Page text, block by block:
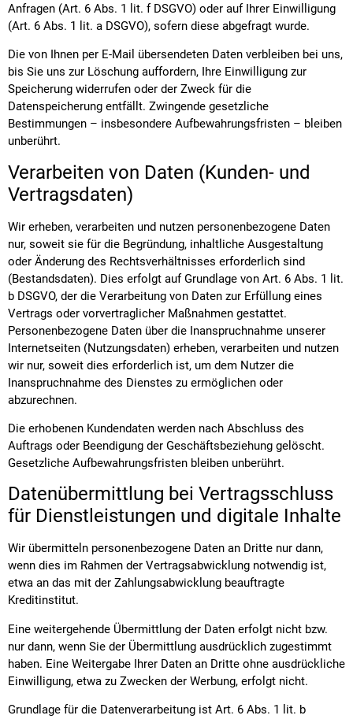
Anfragen (Art. 6 Abs. 1 lit. f DSGVO) oder auf Ihrer Einwilligung
(Art. 6 Abs. 1 lit. a DSGVO), sofern diese abgefragt wurde.
Die von Ihnen per E-Mail übersendeten Daten verbleiben bei uns,
bis Sie uns zur Löschung auffordern, Ihre Einwilligung zur
Speicherung widerrufen oder der Zweck für die
Datenspeicherung entfällt. Zwingende gesetzliche
Bestimmungen – insbesondere Aufbewahrungsfristen – bleiben
unberührt.
Verarbeiten von Daten (Kunden- und
Vertragsdaten)
Wir erheben, verarbeiten und nutzen personenbezogene Daten
nur, soweit sie für die Begründung, inhaltliche Ausgestaltung
oder Änderung des Rechtsverhältnisses erforderlich sind
(Bestandsdaten). Dies erfolgt auf Grundlage von Art. 6 Abs. 1 lit.
b DSGVO, der die Verarbeitung von Daten zur Erfüllung eines
Vertrags oder vorvertraglicher Maßnahmen gestattet.
Personenbezogene Daten über die Inanspruchnahme unserer
Internetseiten (Nutzungsdaten) erheben, verarbeiten und nutzen
wir nur, soweit dies erforderlich ist, um dem Nutzer die
Inanspruchnahme des Dienstes zu ermöglichen oder
abzurechnen.
Die erhobenen Kundendaten werden nach Abschluss des
Auftrags oder Beendigung der Geschäftsbeziehung gelöscht.
Gesetzliche Aufbewahrungsfristen bleiben unberührt.
Datenübermittlung bei Vertragsschluss
für Dienstleistungen und digitale Inhalte
Wir übermitteln personenbezogene Daten an Dritte nur dann,
wenn dies im Rahmen der Vertragsabwicklung notwendig ist,
etwa an das mit der Zahlungsabwicklung beauftragte
Kreditinstitut.
Eine weitergehende Übermittlung der Daten erfolgt nicht bzw.
nur dann, wenn Sie der Übermittlung ausdrücklich zugestimmt
haben. Eine Weitergabe Ihrer Daten an Dritte ohne ausdrückliche
Einwilligung, etwa zu Zwecken der Werbung, erfolgt nicht.
Grundlage für die Datenverarbeitung ist Art. 6 Abs. 1 lit. b